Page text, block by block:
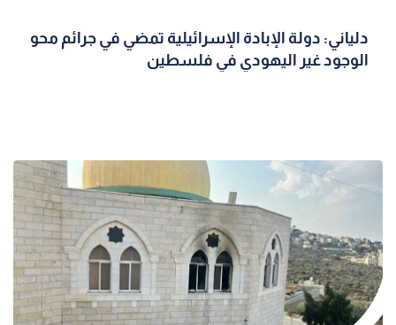
دلياني: دولة الإبادة الإسرائيلية تمضي في جرائم محو
الوجود غير اليهودي في فلسطين